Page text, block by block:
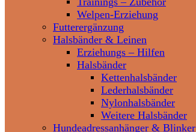
Welpen-Erziehung
Futterergänzung
Halsbänder & Leinen
Erziehungs – Hilfen
Halsbänder
Kettenhalsbänder
Lederhalsbänder
Nylonhalsbänder
Weitere Halsbänder
Hundeadressanhänger & Blinker